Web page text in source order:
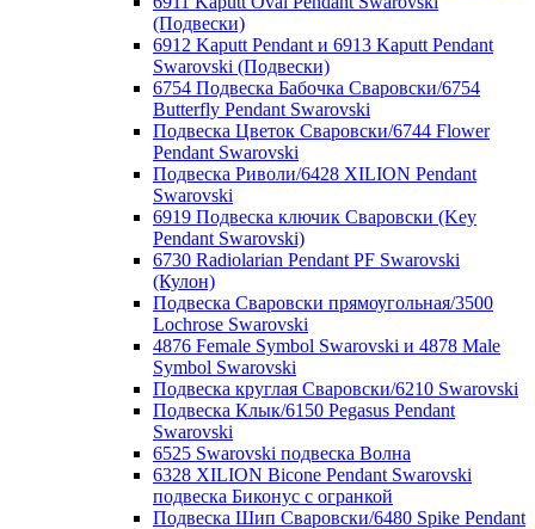
(Подвески)
6912 Kaputt Pendant и 6913 Kaputt Pendant
Swarovski (Подвески)
6754 Подвеска Бабочка Сваровски/6754
Butterfly Pendant Swarovski
Подвеска Цветок Сваровски/6744 Flower
Pendant Swarovski
Подвеска Риволи/6428 XILION Pendant
Swarovski
6919 Подвеска ключик Сваровски (Key
Pendant Swarovski)
6730 Radiolarian Pendant PF Swarovski
(Кулон)
Подвеска Сваровски прямоугольная/3500
Lochrose Swarovski
4876 Female Symbol Swarovski и 4878 Male
Symbol Swarovski
Подвеска круглая Сваровски/6210 Swarovski
Подвеска Клык/6150 Pegasus Pendant
Swarovski
6525 Swarovski подвеска Волна
6328 XILION Bicone Pendant Swarovski
подвеска Биконус c огранкой
Подвеска Шип Сваровски/6480 Spike Pendant